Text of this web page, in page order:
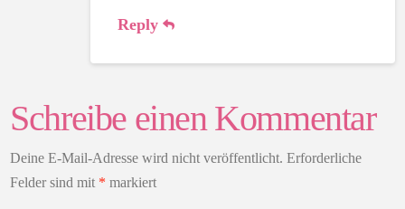
Reply
Schreibe einen Kommentar
Deine E-Mail-Adresse wird nicht veröffentlicht. Erforderliche
Felder sind mit * markiert